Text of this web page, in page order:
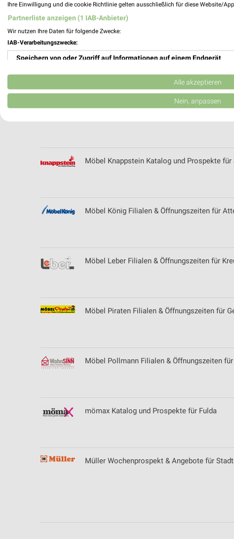
Möbel Cranz+Schäfer Filialen &
Möbel Dahlmann Katalog und Prospekte
Möbel Jaeger Filialen & Öffnungszeiten für
Möbel Knappstein Katalog und Prospekte für
Möbel König Filialen & Öffnungszeiten für
Möbel Leber Filialen & Öffnungszeiten für
Möbel Piraten Filialen & Öffnungszeiten für
Möbel Pollmann Filialen & Öffnungszeiten
mömax Katalog und Prospekte für Fulda
Müller Wochenprospekt & Angebote für
Ihre Einwilligung und die cookie Richtlinie gelten ausschließlich für diese Website/
Partnerliste anzeigen (1 IAB-Anbieter)
Wir nutzen Ihre Daten für folgende Zwecke:
IAB-Verarbeitungszwecke:
Speichern von oder Zugriff auf Informationen auf einem Endgerät
Verwendung reduzierter Daten zur Auswahl von Werbeanzeigen
Erstellung von Profilen für personalisierte Werbung
Verwendung von Profilen zur Auswahl personalisierter Inhalte
Verwendung reduzierter Daten zur Auswahl von Inhalten
Werbung
Alle akzeptieren
Nein, anpassen